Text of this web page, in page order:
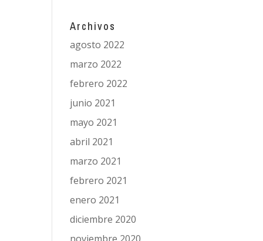
Archivos
agosto 2022
marzo 2022
febrero 2022
junio 2021
mayo 2021
abril 2021
marzo 2021
febrero 2021
enero 2021
diciembre 2020